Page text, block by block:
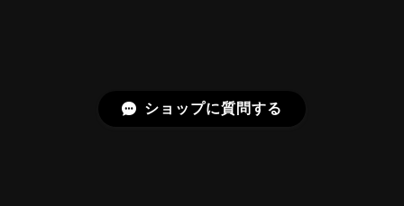
です。Star Rose Cut™ は中心から外へ広
ショップに質問する